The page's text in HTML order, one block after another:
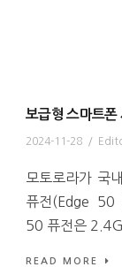
보급형 스마트폰
2024-11-28 /
모토로라가 국
퓨전(Edge 50
50 퓨전은
READ MORE